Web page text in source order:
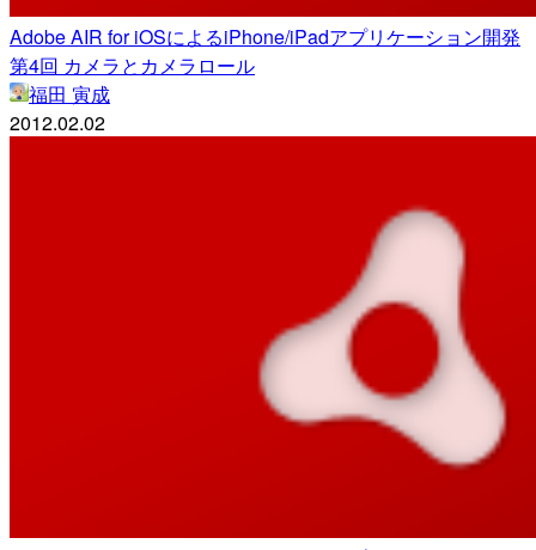
Adobe AIR for iOSによるiPhone/iPadアプリケーション開発
第4回 カメラとカメラロール
福田 寅成
2012.02.02